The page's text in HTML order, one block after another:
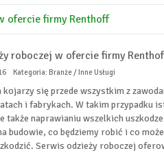
ofercie firmy Renthoff
roboczej w ofercie firmy
Kategoria: Branże / Inne Usługi
kojarzy się przede wszystkim z
i fabrykach. W takim przypadku
także naprawianiu wszelkich
budowie, co będziemy robić i co
Serwis odzieży roboczej